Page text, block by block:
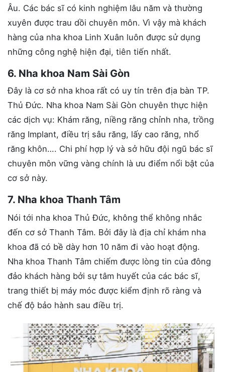
Âu. Các bác sĩ có kinh nghiệm lâu năm và thường
xuyên được trau dồi chuyên môn. Vì vậy mà khách
hàng của nha khoa Linh Xuân luôn được sử dụng
những công nghệ hiện đại, tiên tiến nhất.
6. Nha khoa Nam Sài Gòn
Đây là cơ sở nha khoa rất có uy tín trên địa bàn TP.
Thủ Đức. Nha khoa Nam Sài Gòn chuyên thực hiện
các dịch vụ: Khám răng, niềng răng chỉnh nha, trồng
răng Implant, điều trị sâu răng, lấy cao răng, nhổ
răng khôn…. Chi phí hợp lý và sở hữu đội ngũ bác sĩ
chuyên môn vững vàng chính là ưu điểm nổi bật của
cơ sở này.
7. Nha khoa Thanh Tâm
Nói tới nha khoa Thủ Đức, không thể không nhắc
đến cơ sở Thanh Tâm. Bởi đây là địa chỉ khám nha
khoa đã có bề dày hơn 10 năm đi vào hoạt động.
Nha khoa Thanh Tâm chiếm được lòng tin của đông
đảo khách hàng bởi sự tâm huyết của các bác sĩ,
trang thiết bị máy móc được kiểm định rõ ràng và
chế độ bảo hành sau điều trị.